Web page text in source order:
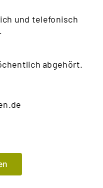
und telefonisch
abgehört.